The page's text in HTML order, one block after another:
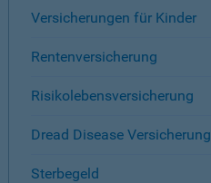
Versicherungen für Kinder
Rentenversicherung
Risikolebensversicherung
Dread Disease Versicherung
Sterbegeld